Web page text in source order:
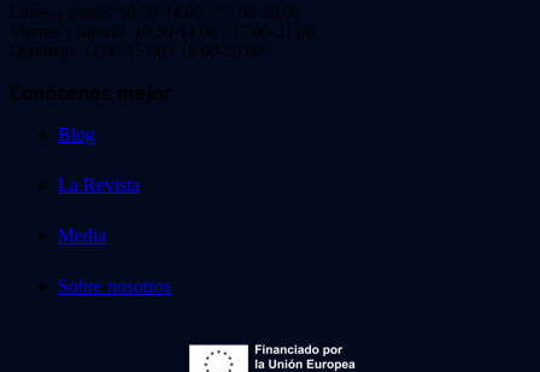
Lunes a jueves: 10:30-14:00 / 17:00-20:00
Viernes y sábado: 10:30-14:00 / 17:00-21:00
Domingo: 11:00-15:00 / 16:00-20:00
Conócenos mejor
Blog
La Revista
Media
Sobre nosotros